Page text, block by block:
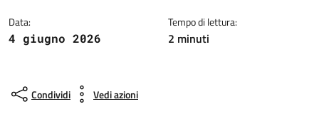
Data:
4 giugno 2026
Tempo di lettura:
2 minuti
Condividi Vedi azioni